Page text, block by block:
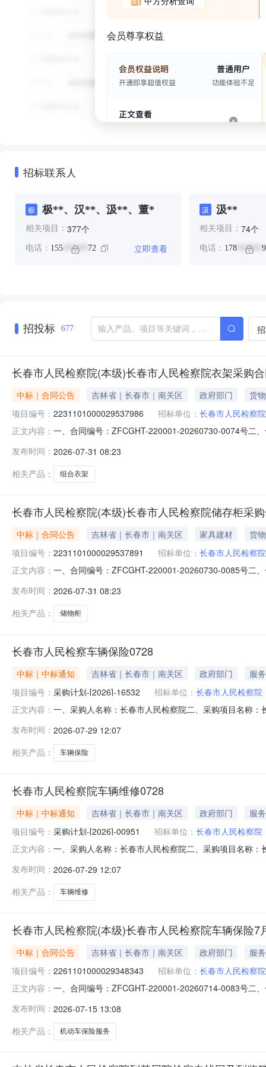
会员尊享权益
招标联系人
极 极**、汉**、汲**、董*
相关项目： 377个
电话： 155 ****** 72 立即查看
汲 汲**
相关项目： 74个
电话： 178******
招投标 677
长春市人民检察院(本级)长春市人民检察院衣架采购
中标｜合同公告 吉林省｜长春市｜南关区 政府部门
货物
项目编号： 2231101000029537986 招标单位： 长春市人民检察院
正文内容： 一、合同编号：ZFCGHT-220001-20260730-0074号二
大市场东业家具经销处地址：中东大市场二厅家具区C-
发布时间： 2026-07-31 08:23
相关产品：
组合衣架
长春市人民检察院(本级)长春市人民检察院储存柜采
中标｜合同公告 吉林省｜长春市｜南关区 家具建材
货物
项目编号： 2231101000029537891 招标单位： 长春市人民检察院
正文内容： 一、合同编号：ZFCGHT-220001-20260730-0085号二
大市场东业家具经销处地址：中东大市场二厅家具区C-
发布时间： 2026-07-31 08:23
相关产品：
储物柜
长春市人民检察车辆保险0728
中标｜中标通知 吉林省｜长春市｜南关区 政府部门
服务
项目编号： 采购计划-[2026]-16532 招标单位： 长春市人民检察院
正文内容： 一、采购人名称：长春市人民检察院二、采购项目名称
基本概况介绍承接供应商备注20260728车辆保险长春市
险商业险
发布时间： 2026-07-29 12:07
相关产品：
车辆保险
长春市人民检察院车辆维修0728
中标｜中标通知 吉林省｜长春市｜南关区 政府部门
服务
项目编号： 采购计划-[2026]-00951 招标单位： 长春市人民检察院
正文内容： 一、采购人名称：长春市人民检察院二、采购项目名称
概况介绍承接供应商备注20260728001车辆维修长春市
项：/八、
发布时间： 2026-07-29 12:07
相关产品：
车辆维修
长春市人民检察院(本级)长春市人民检察院车辆保险7
中标｜合同公告 吉林省｜长春市｜南关区 政府部门
服务
项目编号： 2261101000029348343 招标单位： 长春市人民检察院
正文内容： 一、合同编号：ZFCGHT-220001-20260714-0083号二
限公司长春中心支公司地址：长春市净月开发区华荣泰
发布时间： 2026-07-15 13:08
相关产品：
机动车保险服务